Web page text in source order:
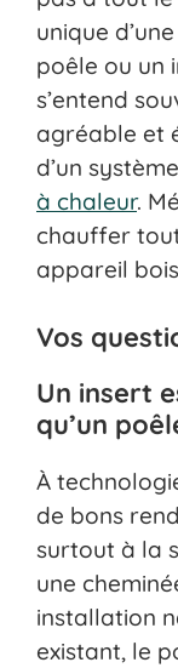
unique
poêle ou un
s’entend
agréable et
d’un
à chaleur.
chauffer
appareil
Vos
Un insert
qu’un
À
de bons
surtout à la
une
installation
existant, le